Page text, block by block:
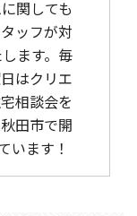
関しても
ッフが対
ます。毎
はクリエ
相談会を
田市で開
います！